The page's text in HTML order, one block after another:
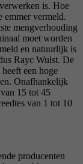
is. Hoe
emmer vermeld.
mengverhouding
moet worden
en natuurlijk is
Rayc Wulst. De
een hoge
Onafhankelijk
15 tot 45
van 1 tot 10
producenten